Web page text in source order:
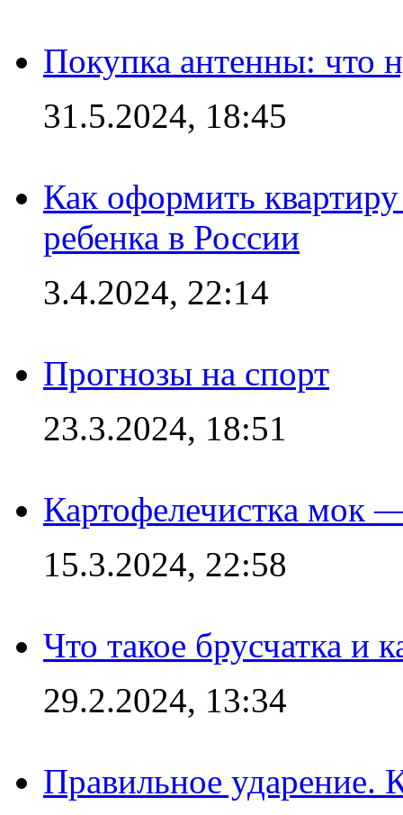
Покупка антенны: что
31.5.2024, 18:45
Как оформить
ребенка в России
3.4.2024, 22:14
Прогнозы на спорт
23.3.2024, 18:51
Картофелечистка мок
15.3.2024, 22:58
Что такое брусчатка и
29.2.2024, 13:34
Правильное ударение.